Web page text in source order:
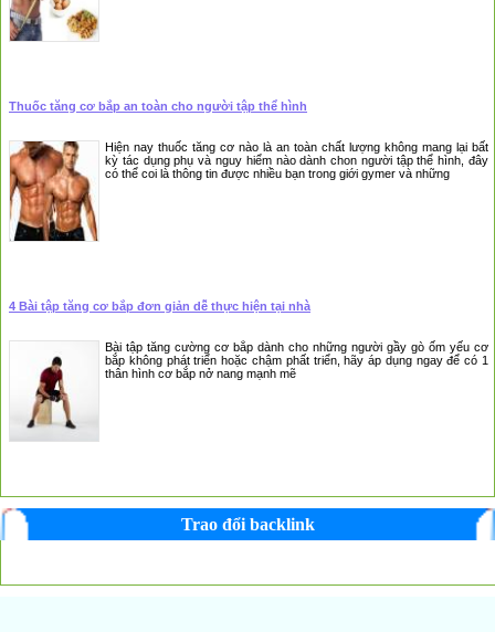
Thuốc tăng cơ bắp an toàn cho người tập thể hình
Hiện nay thuốc tăng cơ nào là an toàn chất lượng không mang lại bất
kỳ tác dụng phụ và nguy hiểm nào dành chon người tập thể hình, đây
có thể coi là thông tin được nhiều bạn trong giới gymer và những
4 Bài tập tăng cơ bắp đơn giản dễ thực hiện tại nhà
Bài tập tăng cường cơ bắp dành cho những người gầy gò ốm yếu cơ
bắp không phát triển hoặc chậm phất triển, hãy áp dụng ngay để có 1
thân hình cơ bắp nở nang mạnh mẽ
Trao đổi backlink